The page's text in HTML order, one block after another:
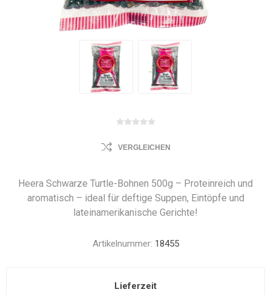
VERGLEICHEN
Heera Schwarze Turtle-Bohnen 500g – Proteinreich und
aromatisch – ideal für deftige Suppen, Eintöpfe und
lateinamerikanische Gerichte!
Artikelnummer: 18455
Lieferzeit